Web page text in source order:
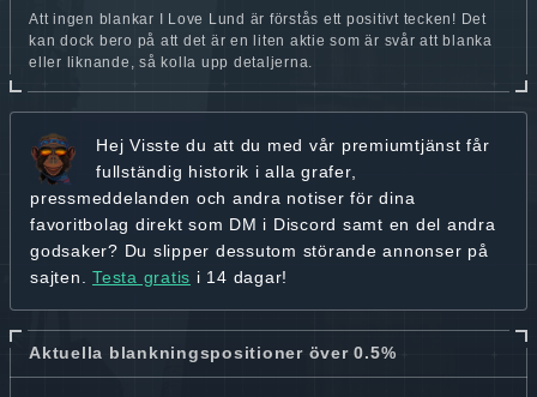
Att ingen blankar I Love Lund är förstås ett positivt tecken! Det
kan dock bero på att det är en liten aktie som är svår att blanka
eller liknande, så kolla upp detaljerna.
Hej Visste du att du med vår premiumtjänst får
fullständig historik i alla grafer,
pressmeddelanden och andra notiser för dina
favoritbolag direkt som DM i Discord samt en del andra
godsaker? Du slipper dessutom störande annonser på
sajten. Testa gratis i 14 dagar!
Aktuella blankningspositioner över 0.5%